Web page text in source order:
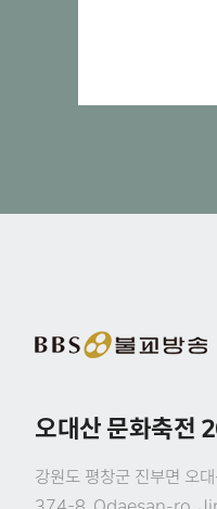
오대산 문화축전
강원도 평창군 진부면 오